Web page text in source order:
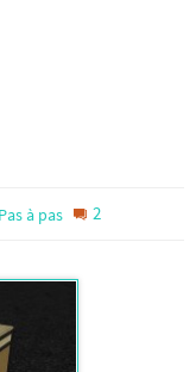
Pas à pas 2